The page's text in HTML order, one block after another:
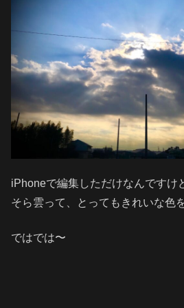
iPhoneで編集しただけなんですけ
そら雲って、とってもきれいな色
ではでは〜